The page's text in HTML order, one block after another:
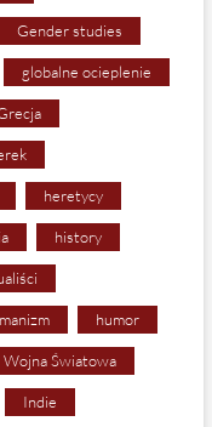
Gender studies
globalne ocieplenie
heretycy
history
humor
Wojna Światowa
Indie